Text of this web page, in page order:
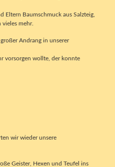
Eltern Baumschmuck aus Salzteig,
mehr.
Andrang in unserer
vorsorgen wollte, der konnte
wir wieder unsere
Geister, Hexen und Teufel ins